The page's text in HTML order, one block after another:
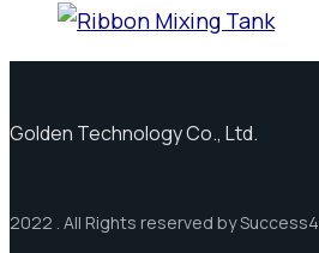
Golden Technology Co., Ltd.
2022 . All Rights reserved by Success4